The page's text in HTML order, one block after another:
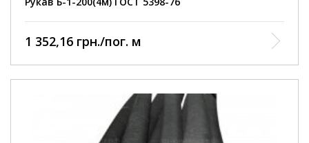
1 352,16 грн./пог. м
Внутрішній діаметр